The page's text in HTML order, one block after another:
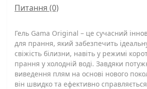
Питання (0)
Гель Gama Original – це сучасний
для прання, який забезпечить
свіжість білизни, навіть у режимі
прання у холодній воді. Завдяки
виведення плям на основі нового
він швидко та ефективно